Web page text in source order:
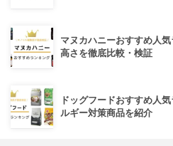
マヌカハニーおすすめ人
高さを徹底比較・検証
ドッグフードおすすめ人
ルギー対策商品を紹介